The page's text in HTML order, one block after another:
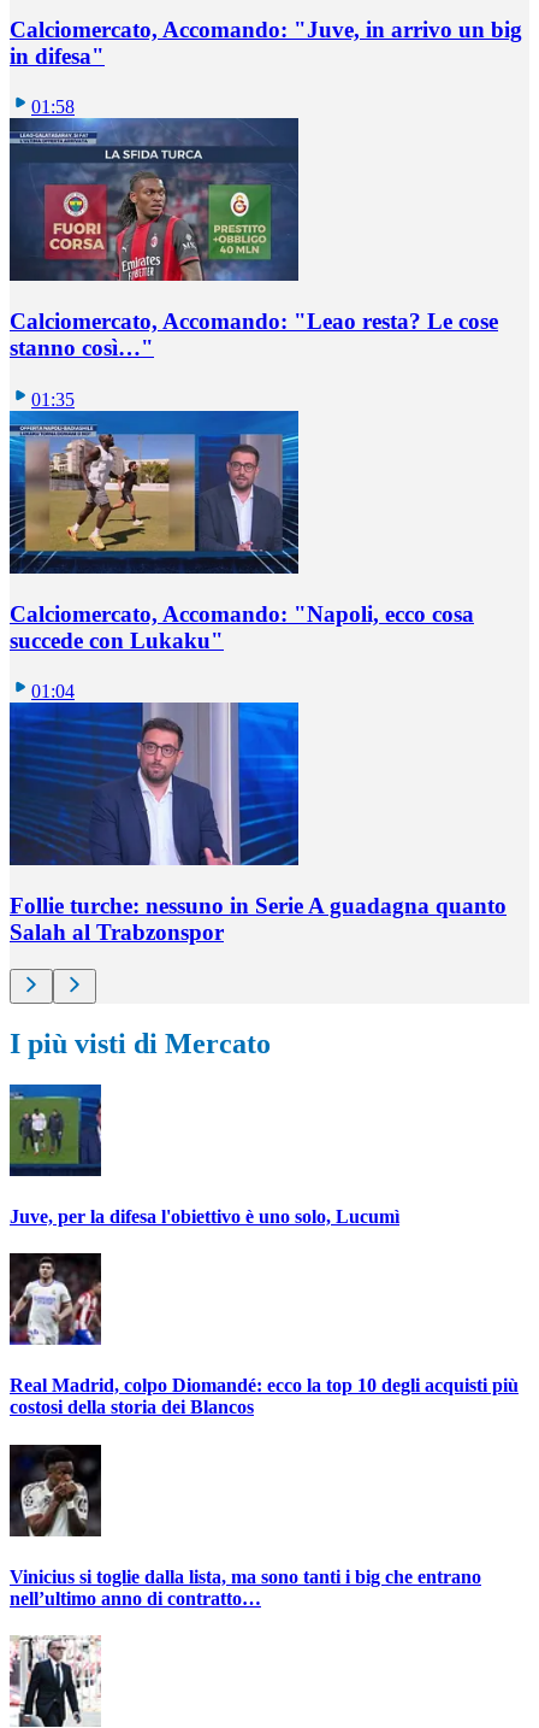
Calciomercato, Accomando: "Juve, in arrivo un big
in difesa"
01:58
Calciomercato, Accomando: "Leao resta? Le cose
stanno così…"
01:35
Calciomercato, Accomando: "Napoli, ecco cosa
succede con Lukaku"
01:04
Follie turche: nessuno in Serie A guadagna quanto
Salah al Trabzonspor
I più visti di Mercato
Juve, per la difesa l'obiettivo è uno solo, Lucumì
Real Madrid, colpo Diomandé: ecco la top 10 degli acquisti più
costosi della storia dei Blancos
Vinicius si toglie dalla lista, ma sono tanti i big che entrano
nell’ultimo anno di contratto…